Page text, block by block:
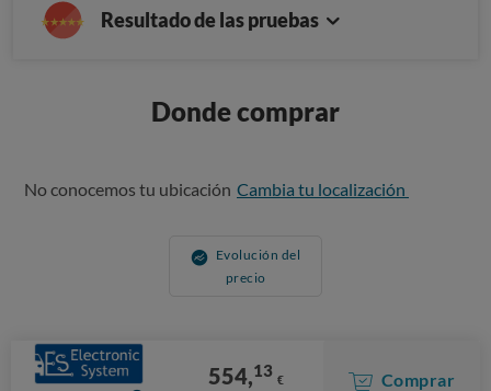
Resultado de las pruebas
Donde comprar
No conocemos tu ubicación Cambia tu localización
Evolución del
precio
554,13 € Comprar